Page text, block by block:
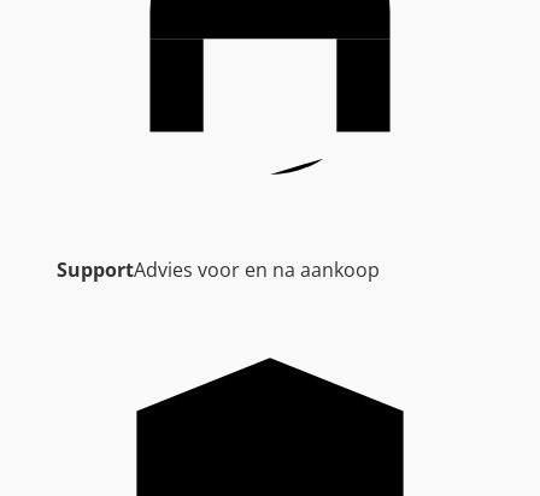
SupportAdvies voor en na aankoop